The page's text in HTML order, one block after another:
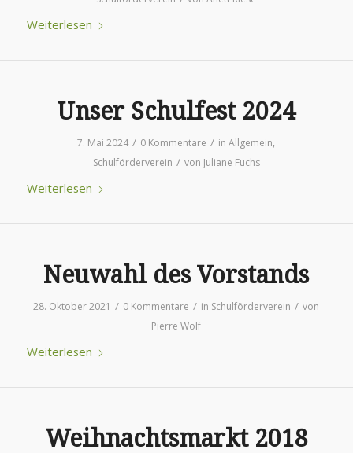
Weiterlesen
Unser Schulfest 2024
7. Mai 2024 / 0 Kommentare / inAllgemein,
Schulförderverein / von Juliane Fuchs
Weiterlesen
Neuwahl des Vorstands
28. Oktober 2021 / 0 Kommentare / in Schulförderverein / von
Pierre Wolf
Weiterlesen
Weihnachtsmarkt 2018